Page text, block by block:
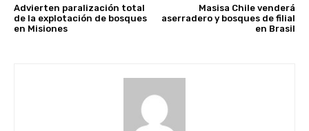
Advierten paralización total
de la explotación de bosques
en Misiones
Masisa Chile venderá
aserradero y bosques de filial
en Brasil